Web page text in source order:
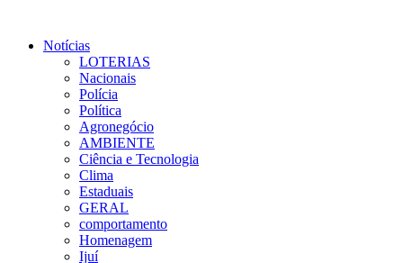
Notícias
LOTERIAS
Nacionais
Polícia
Política
Agronegócio
AMBIENTE
Ciência e Tecnologia
Clima
Estaduais
GERAL
comportamento
Homenagem
Ijuí